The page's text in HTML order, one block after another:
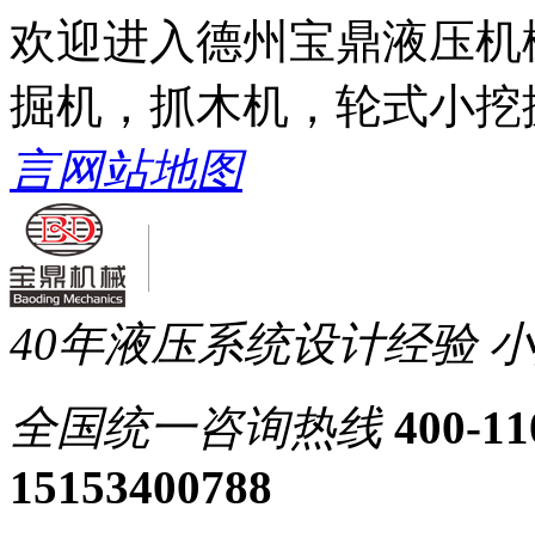
欢迎进入德州宝鼎液压
掘机，抓木机，轮式小
言网站地图
40年液压系统设计经验
全国统一咨询热线 400-
15153400788